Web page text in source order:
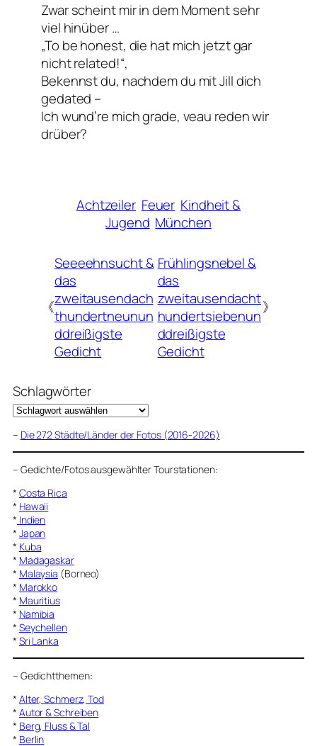
Zwar scheint mir in dem Moment sehr
viel hinüber …
„To be honest, die hat mich jetzt gar
nicht related!“,
Bekennst du, nachdem du mit Jill dich
gedated –
Ich wund’re mich grade, veau reden wir
drüber?
Achtzeiler Feuer Kindheit &
Jugend München
《
Seeeehnsucht &
das
zweitausendach
thundertneunun
ddreißigste
Gedicht
Frühlingsnebel &
das
zweitausendacht
hundertsiebenun
ddreißigste
Gedicht
》
Schlagwörter
– Die 272 Städte/Länder der Fotos (2016-2026)
– Gedichte/Fotos ausgewählter Tourstationen:
* Costa Rica
* Hawaii
* Indien
* Japan
* Kuba
* Madagaskar
* Malaysia (Borneo)
* Marokko
* Mauritius
* Namibia
* Seychellen
* Sri Lanka
– Gedichtthemen:
* Alter, Schmerz, Tod
* Autor & Schreiben
* Berg, Fluss & Tal
* Berlin